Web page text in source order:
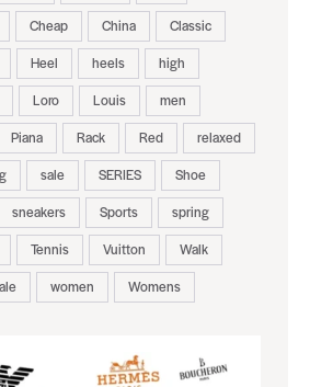
Cheap China
Classic
Heel heels
high
Loro Louis
men
Piana Rack Red
relaxed
sale SERIES
Shoe
sneakers Sports
spring
Tennis Vuitton
Walk
women Womens